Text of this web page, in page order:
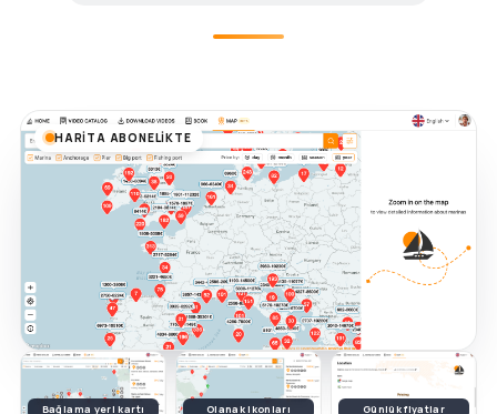
HARITA ABONELIKTE
Bağlama yeri kartı Olanak ikonları Günlük fiyatlar